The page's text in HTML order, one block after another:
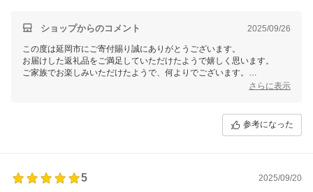
ショップからのコメント 2025/09/26
この度は延岡市にご寄付賜り誠にありがとうございます。
お届けした返礼品をご満足していただけたようで嬉しく思います。
ご家族でお楽しみいただけたようで、何よりでございます。
これからも変わらぬ美味しさをお届けできるよう努めてまいりますの
さらに表示
参考になった
5
2025/09/20